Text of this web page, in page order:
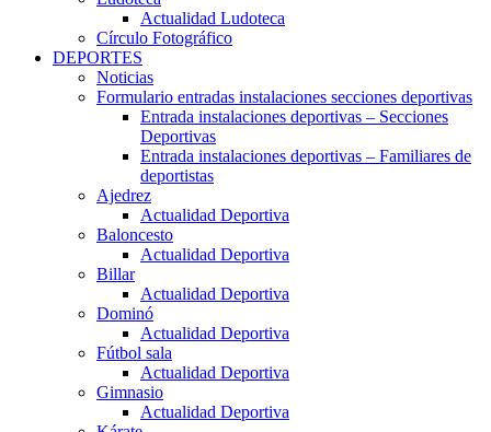
Actualidad Ludoteca
Círculo Fotográfico
DEPORTES
Noticias
Formulario entradas instalaciones secciones deportivas
Entrada instalaciones deportivas – Secciones
Deportivas
Entrada instalaciones deportivas – Familiares de
deportistas
Ajedrez
Actualidad Deportiva
Baloncesto
Actualidad Deportiva
Billar
Actualidad Deportiva
Dominó
Actualidad Deportiva
Fútbol sala
Actualidad Deportiva
Gimnasio
Actualidad Deportiva